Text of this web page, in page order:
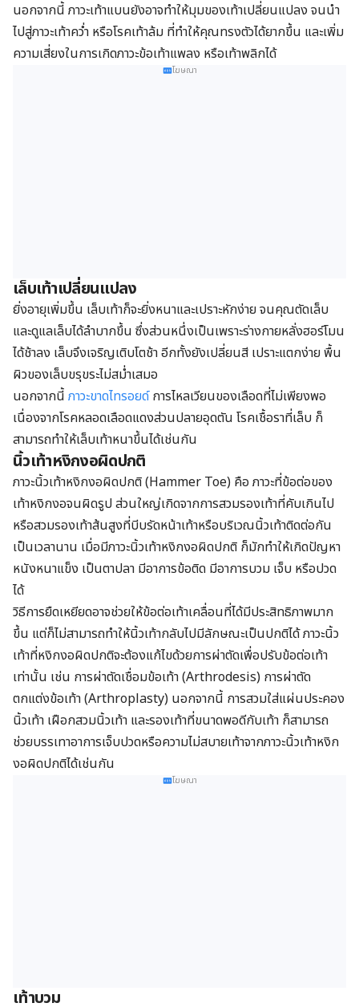
นอกจากนี้ ภาวะเท้าแบนยังอาจทำให้มุมของเท้าเปลี่ยนแปลง จนนำ
ไปสู่ภาวะเท้าคว่ำ หรือโรคเท้าล้ม ที่ทำให้คุณทรงตัวได้ยากขึ้น และเพิ่ม
ความเสี่ยงในการเกิดภาวะข้อเท้าแพลง หรือเท้าพลิกได้
โฆษณา
เล็บเท้าเปลี่ยนแปลง
ยิ่งอายุเพิ่มขึ้น เล็บเท้าก็จะยิ่งหนาและเปราะหักง่าย จนคุณตัดเล็บ
และดูแลเล็บได้ลำบากขึ้น ซึ่งส่วนหนึ่งเป็นเพราะร่างกายหลั่งฮอร์โมน
ได้ช้าลง เล็บจึงเจริญเติบโตช้า อีกทั้งยังเปลี่ยนสี เปราะแตกง่าย พื้น
ผิวของเล็บขรุขระไม่สม่ำเสมอ
นอกจากนี้ ภาวะขาดไทรอยด์การไหลเวียนของเลือดที่ไม่เพียงพอ
เนื่องจากโรคหลอดเลือดแดงส่วนปลายอุดตัน โรคเชื้อราที่เล็บ ก็
สามารถทำให้เล็บเท้าหนาขึ้นได้เช่นกัน
นิ้วเท้าหงิกงอผิดปกติ
ภาวะนิ้วเท้าหงิกงอผิดปกติ (Hammer Toe) คือ ภาวะที่ข้อต่อของ
เท้าหงิกงอจนผิดรูป ส่วนใหญ่เกิดจากการสวมรองเท้าที่คับเกินไป
หรือสวมรองเท้าส้นสูงที่บีบรัดหน้าเท้าหรือบริเวณนิ้วเท้าติดต่อกัน
เป็นเวลานาน เมื่อมีภาวะนิ้วเท้าหงิกงอผิดปกติ ก็มักทำให้เกิดปัญหา
หนังหนาแข็ง เป็นตาปลา มีอาการข้อติด มีอาการบวม เจ็บ หรือปวด
ได้
วิธีการยืดเหยียดอาจช่วยให้ข้อต่อเท้าเคลื่อนที่ได้มีประสิทธิภาพมาก
ขึ้น แต่ก็ไม่สามารถทำให้นิ้วเท้ากลับไปมีลักษณะเป็นปกติได้ ภาวะนิ้ว
เท้าที่หงิกงอผิดปกติจะต้องแก้ไขด้วยการผ่าตัดเพื่อปรับข้อต่อเท้า
เท่านั้น เช่น การผ่าตัดเชื่อมข้อเท้า (Arthrodesis) การผ่าตัด
ตกแต่งข้อเท้า (Arthroplasty) นอกจากนี้ การสวมใส่แผ่นประคอง
นิ้วเท้า เฝือกสวมนิ้วเท้า และรองเท้าที่ขนาดพอดีกับเท้า ก็สามารถ
ช่วยบรรเทาอาการเจ็บปวดหรือความไม่สบายเท้าจากภาวะนิ้วเท้าหงิก
งอผิดปกติได้เช่นกัน
โฆษณา
เท้าบวม